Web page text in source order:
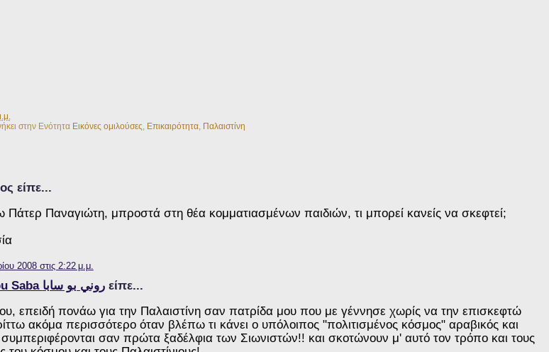
στην Ενότητα Εικόνες ομιλούσες Επικαιρότητα, Παλαιστίνη
είπε...
Πάτερ Παναγιώτη, μπροστά στη θέα κομματιασμένων παιδιών, τι μπορεί κανείς να σκεφτεί;
2008 στις 2:22 μ.μ.
Roni Bou Saba روني بو ساباείπε...
επειδή πονάω για την Παλαιστίνη σαν πατρίδα μου που με γέννησε χωρίς να την επισκεφτώ
ακόμα περισσότερο όταν βλέπω τι κάνει ο υπόλοιπος "πολιτισμένος κόσμος" αραβικός και
συμπεριφέρονται σαν πρώτα ξαδέλφια των Σιωνιστών!! και σκοτώνουν μ' αυτό τον τρόπο και τους